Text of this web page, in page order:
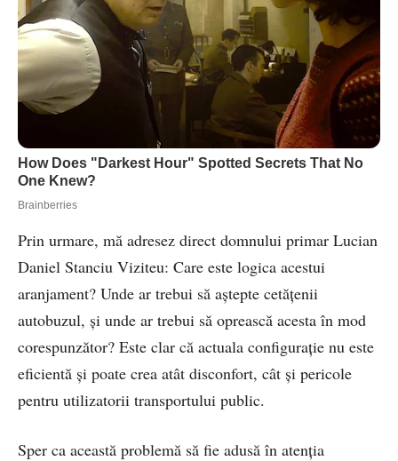
Prin urmare, mă adresez direct domnului primar Lucian
Daniel Stanciu Viziteu: Care este logica acestui
aranjament? Unde ar trebui să aștepte cetățenii
autobuzul, și unde ar trebui să oprească acesta în mod
corespunzător? Este clar că actuala configurație nu este
eficientă și poate crea atât disconfort, cât și pericole
pentru utilizatorii transportului public.
Sper ca această problemă să fie adusă în atenția